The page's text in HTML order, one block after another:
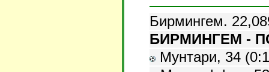
Бирмингем.
БИРМИНГЕМ -
Мунтари, 34